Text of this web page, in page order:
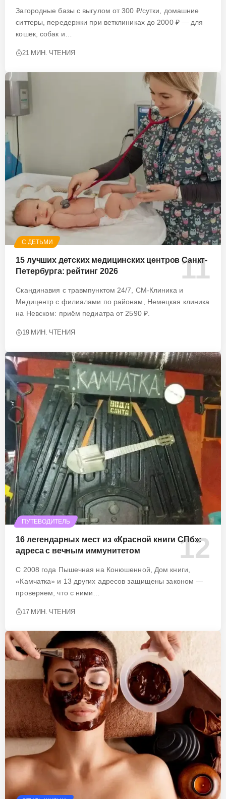
Загородные базы с выгулом от 300 ₽/сутки, домашние
ситтеры, передержки при ветклиниках до 2000 ₽ — для
кошек, собак и…
21 МИН. ЧТЕНИЯ
С ДЕТЬМИ
15 лучших детских медицинских центров Санкт-
Петербурга: рейтинг 2026
Скандинавия с травмпунктом 24/7, СМ-Клиника и
Медицентр с филиалами по районам, Немецкая клиника
на Невском: приём педиатра от 2590 ₽.
19 МИН. ЧТЕНИЯ
ПУТЕВОДИТЕЛЬ
16 легендарных мест из «Красной книги СПб»:
адреса с вечным иммунитетом
С 2008 года Пышечная на Конюшенной, Дом книги,
«Камчатка» и 13 других адресов защищены законом —
проверяем, что с ними…
17 МИН. ЧТЕНИЯ